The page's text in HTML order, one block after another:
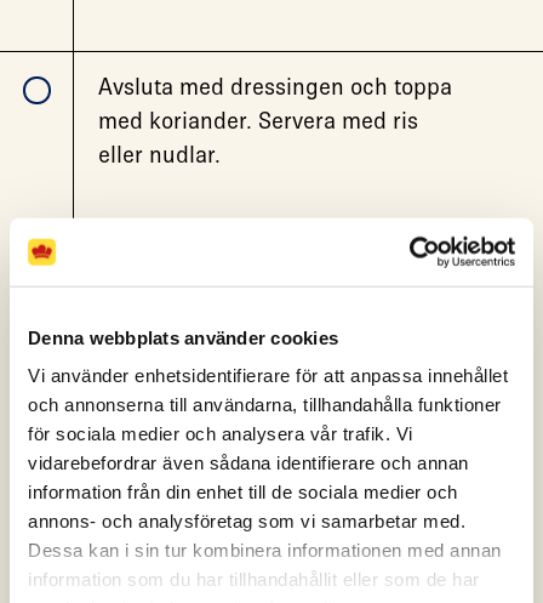
Denna webbplats använder cookies
Vi använder enhetsidentifierare för att anpassa innehållet
och annonserna till användarna, tillhandahålla funktioner
för sociala medier och analysera vår trafik. Vi
vidarebefordrar även sådana identifierare och annan
information från din enhet till de sociala medier och
annons- och analysföretag som vi samarbetar med.
Dessa kan i sin tur kombinera informationen med annan
information som du har tillhandahållit eller som de har
Avsluta med dressingen och toppa
med koriander. Servera med ris
eller nudlar.
(1 röster)
Skriv ut Dela
FLER RECEPT